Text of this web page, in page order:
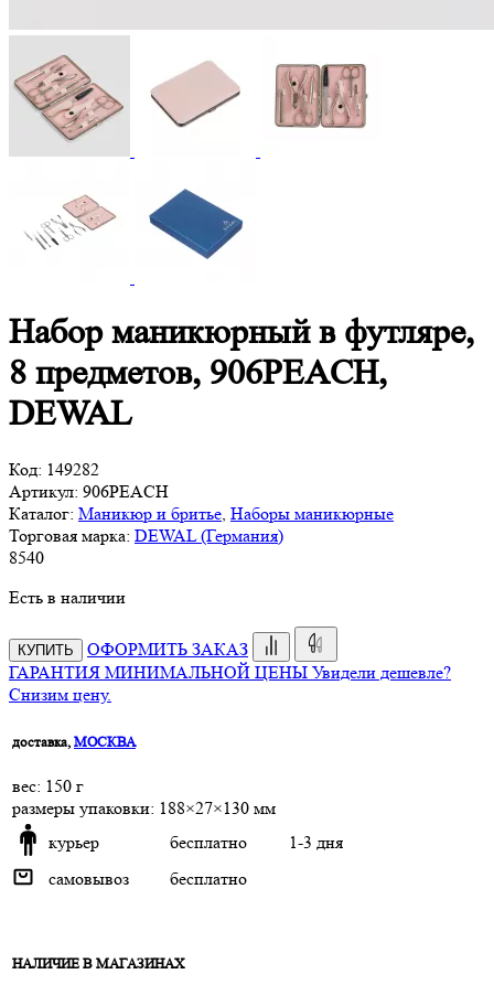
Набор маникюрный в футляре,
8 предметов, 906PEACH,
DEWAL
Код: 149282
Артикул: 906PEACH
Каталог: Маникюр и бритье Наборы маникюрные
Торговая марка: DEWAL (Германия)
8540
Есть в наличии
КУПИТЬ
ОФОРМИТЬ ЗАКАЗ
ГАРАНТИЯ МИНИМАЛЬНОЙ ЦЕНЫ Увидели дешевле?
Снизим цену.
доставка, МОСКВА
веc: 150 г
размеры упаковки: 188×27×130 мм
курьер
бесплатно
1-3 дня
самовывоз
бесплатно
НАЛИЧИЕ В МАГАЗИНАХ